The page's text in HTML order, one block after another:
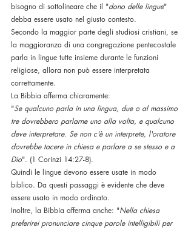
bisogno di sottolineare che il "dono delle lingue"
debba essere usato nel giusto contesto.
Secondo la maggior parte degli studiosi cristiani, se
la maggioranza di una congregazione pentecostale
parla in lingue tutte insieme durante le funzioni
religiose, allora non può essere interpretata
correttamente.
La Bibbia afferma chiaramente:
"Se qualcuno parla in una lingua, due o al massimo
tre dovrebbero parlarne uno alla volta, e qualcuno
deve interpretare. Se non c'è un interprete, l'oratore
dovrebbe tacere in chiesa e parlare a se stesso e a
Dio". (1 Corinzi 14:27-8).
Quindi le lingue devono essere usate in modo
biblico. Da questi passaggi è evidente che deve
essere usato in modo ordinato.
Inoltre, la Bibbia afferma anche: "Nella chiesa
preferirei pronunciare cinque parole intelligibili per